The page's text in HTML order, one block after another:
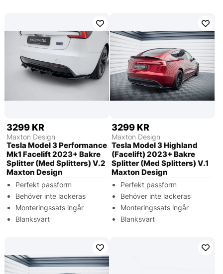
3299 KR
Maxton Design
Tesla Model 3 Performance
Mk1 Facelift 2023+ Bakre
Splitter (Med Splitters) V.2
Maxton Design
Perfekt passform
Behöver inte lackeras
Monteringssats ingår
Blanksvart
3299 KR
Maxton Design
Tesla Model 3 Highland
(Facelift) 2023+ Bakre
Splitter (Med Splitters) V.1
Maxton Design
Perfekt passform
Behöver inte lackeras
Monteringssats ingår
Blanksvart